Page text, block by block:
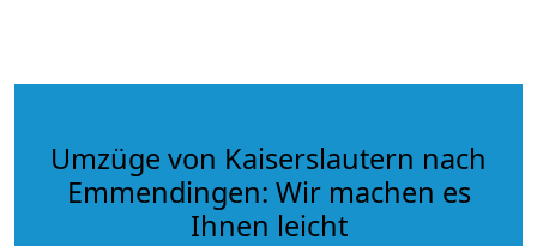
Umzüge von Kaiserslautern nach
Emmendingen: Wir machen es
Ihnen leicht